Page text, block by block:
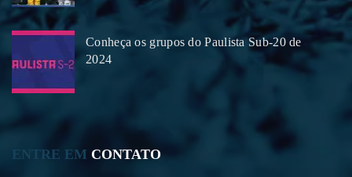
Conheça os grupos do Paulista Sub-20 de
2024
ENTRE EM CONTATO